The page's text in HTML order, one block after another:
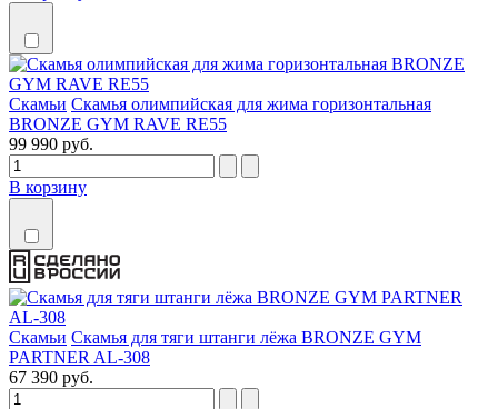
Скамьи Скамья олимпийская для жима горизонтальная
BRONZE GYM RAVE RE55
99 990 руб.
В корзину
Скамьи Скамья для тяги штанги лёжа BRONZE GYM
PARTNER AL-308
67 390 руб.